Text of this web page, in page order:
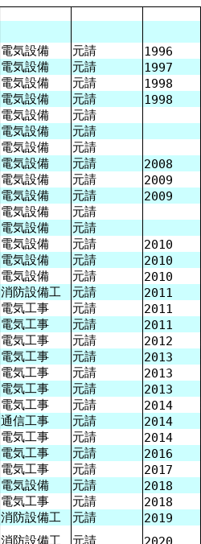
電気設備 元請 1996
電気設備 元請 1997
電気設備 元請 1998
電気設備 元請
1998
電気設備
元請
電気設備
元請
電気設備
元請
電気設備 元請
2008
電気設備 元請
2009
電気設備 元請
2009
電気設備
元請
電気設備
元請
電気設備 元請
2010
電気設備 元請
2010
電気設備 元請
2010
消防設備工 元請
2011
電気工事 元請
2011
電気工事 元請
2011
電気工事 元請 2012
電気工事 元請 2013
電気工事 元請 2013
電気工事 元請 2013
電気工事 元請 2014
通信工事 元請 2014
電気工事 元請 2014
電気工事 元請 2016
電気工事 元請 2017
電気設備 元請 2018
電気工事 元請 2018
消防設備工 元請 2019
消防設備工 元請 2020